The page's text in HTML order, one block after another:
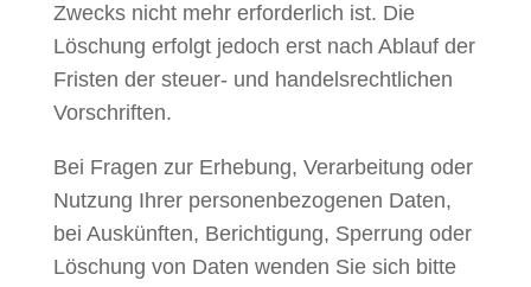
Zwecks nicht mehr erforderlich ist. Die
Löschung erfolgt jedoch erst nach Ablauf der
Fristen der steuer- und handelsrechtlichen
Vorschriften.
Bei Fragen zur Erhebung, Verarbeitung oder
Nutzung Ihrer personenbezogenen Daten,
bei Auskünften, Berichtigung, Sperrung oder
Löschung von Daten wenden Sie sich bitte